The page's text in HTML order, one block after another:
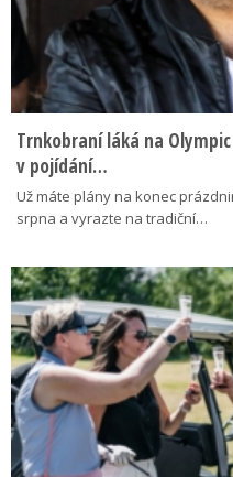
Trnkobraní láká na
v pojídání…
Už máte plány na konec
srpna a vyrazte na tradiční…